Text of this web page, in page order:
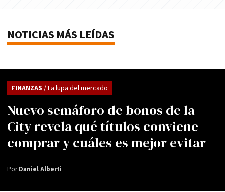
NOTICIAS MÁS LEÍDAS
Nuevo semáforo de bonos de la
City revela qué títulos conviene
comprar y cuáles es mejor evitar
FINANZAS / La lupa del mercado
PorDaniel Alberti